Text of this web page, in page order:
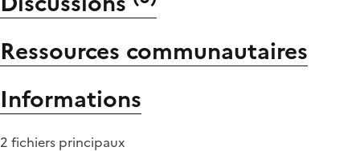
Ressources communautaires
Informations
2 fichiers principaux